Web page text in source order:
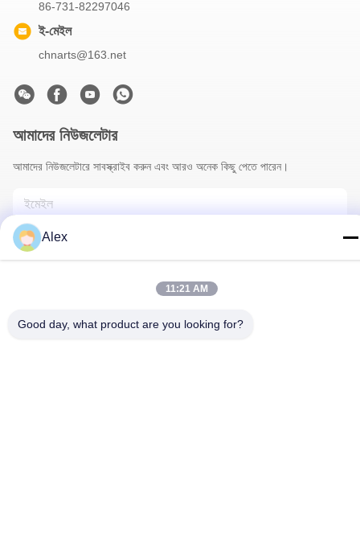
86-731-82297046
ই-মেইল
chnarts@163.net
আমাদের নিউজলেটার
আমাদের নিউজলেটারে সাবস্ক্রাইব করুন এবং আরও অনেক কিছু পেতে পারেন।
Alex
11:21 AM
Good day, what product are you looking for?